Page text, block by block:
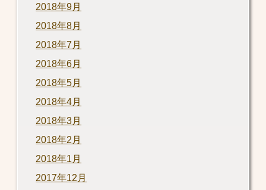
2018年9月
2018年8月
2018年7月
2018年6月
2018年5月
2018年4月
2018年3月
2018年2月
2018年1月
2017年12月